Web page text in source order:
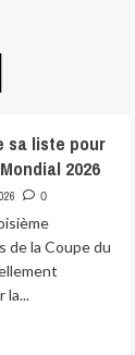
sa liste pour
2026
0
de la Coupe du
la...